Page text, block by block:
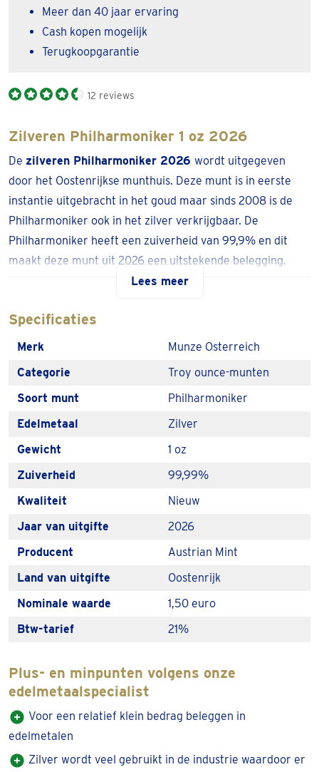
Meer dan 40 jaar ervaring
Cash kopen mogelijk
Terugkoopgarantie
12 reviews
Zilveren Philharmoniker 1 oz 2026
De zilveren Philharmoniker 2026 wordt uitgegeven
door het Oostenrijkse munthuis. Deze munt is in eerste
instantie uitgebracht in het goud maar sinds 2008 is de
Philharmoniker ook in het zilver verkrijgbaar. De
Philharmoniker heeft een zuiverheid van 99,9% en dit
maakt deze munt uit 2026 een uitstekende belegging.
2026
thuisbezorgen of haal hem af in één van de
De
zilveren Philharmoniker 2026leveren we uit
voorraad.
De zilveren Philharmoniker uit 2026
De zilveren Philharmoniker uit 2026 is een goede
investering als je in zilver wilt beleggen. Het is één van de
meest veelvoorkomende munten en is erg populair bij
dit staat ook op de munt zelf aangegeven.
De zilveren Philharmoniker 1 troy ounce
2026 kopen
Zilver is een edelmetaal wat onder beleggers enorm
populair is. Dit maakt de
zilveren Philharmoniker 1 oz
2026
kopen vaak een goede investering. Doordat de
Het ontwerp van de zilveren Philharmoniker
1 troy ounce 2026
De zilveren Philharmoniker staat in het teken van het
bekende symfonieorkest: Wiener Philharmoniker. Dit komt
Lees meer
Specificaties
Merk
Munze Osterreich
Categorie
Troy ounce-munten
Soort munt
Philharmoniker
Edelmetaal
Zilver
Gewicht
1 oz
Zuiverheid
99,99%
Kwaliteit
Nieuw
Jaar van uitgifte
2026
Producent
Austrian Mint
Land van uitgifte
Oostenrijk
Nominale waarde
1,50 euro
Btw-tarief
21%
Plus- en minpunten volgens onze
edelmetaalspecialist
Voor een relatief klein bedrag beleggen in
edelmetalen
Zilver wordt veel gebruikt in de industrie waardoor er